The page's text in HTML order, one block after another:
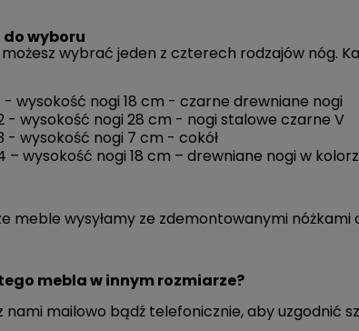
wyboru
wybrać jeden z czterech rodzajów nóg.
- wysokość nogi 18 cm - czarne drewniane nogi
- wysokość nogi 28 cm - nogi stalowe czarne V
- wysokość nogi 7 cm - cokół
– wysokość nogi 18 cm – drewniane nogi w
meble wysyłamy ze zdemontowanymi
mebla w innym rozmiarze?
nami mailowo bądź telefonicznie, aby uzgodnić